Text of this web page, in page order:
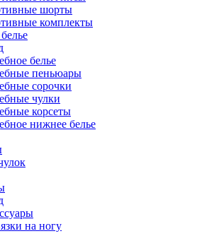
шорты
комплекты
белье
пеньюары
сорочки
чулки
корсеты
нижнее белье
на ногу